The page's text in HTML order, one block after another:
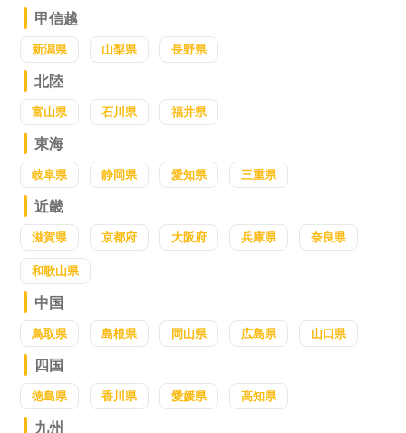
甲信越
新潟県 山梨県 長野県
北陸
富山県 石川県 福井県
東海
岐阜県 静岡県 愛知県 三重県
近畿
滋賀県 京都府 大阪府 兵庫県 奈良県
和歌山県
中国
鳥取県 島根県 岡山県 広島県 山口県
四国
徳島県 香川県 愛媛県 高知県
九州